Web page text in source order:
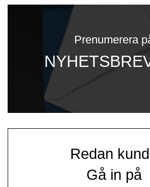
Prenumerera
Redan
Gå in på